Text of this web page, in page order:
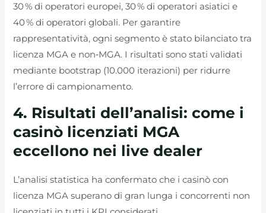
30 % di operatori europei, 30 % di operatori asiatici e
40 % di operatori globali. Per garantire
rappresentatività, ogni segmento è stato bilanciato tra
licenza MGA e non‑MGA. I risultati sono stati validati
mediante bootstrap (10.000 iterazioni) per ridurre
l’errore di campionamento.
4. Risultati dell’analisi: come i
casinò licenziati MGA
eccellono nei live dealer
L’analisi statistica ha confermato che i casinò con
licenza MGA superano di gran lunga i concorrenti non